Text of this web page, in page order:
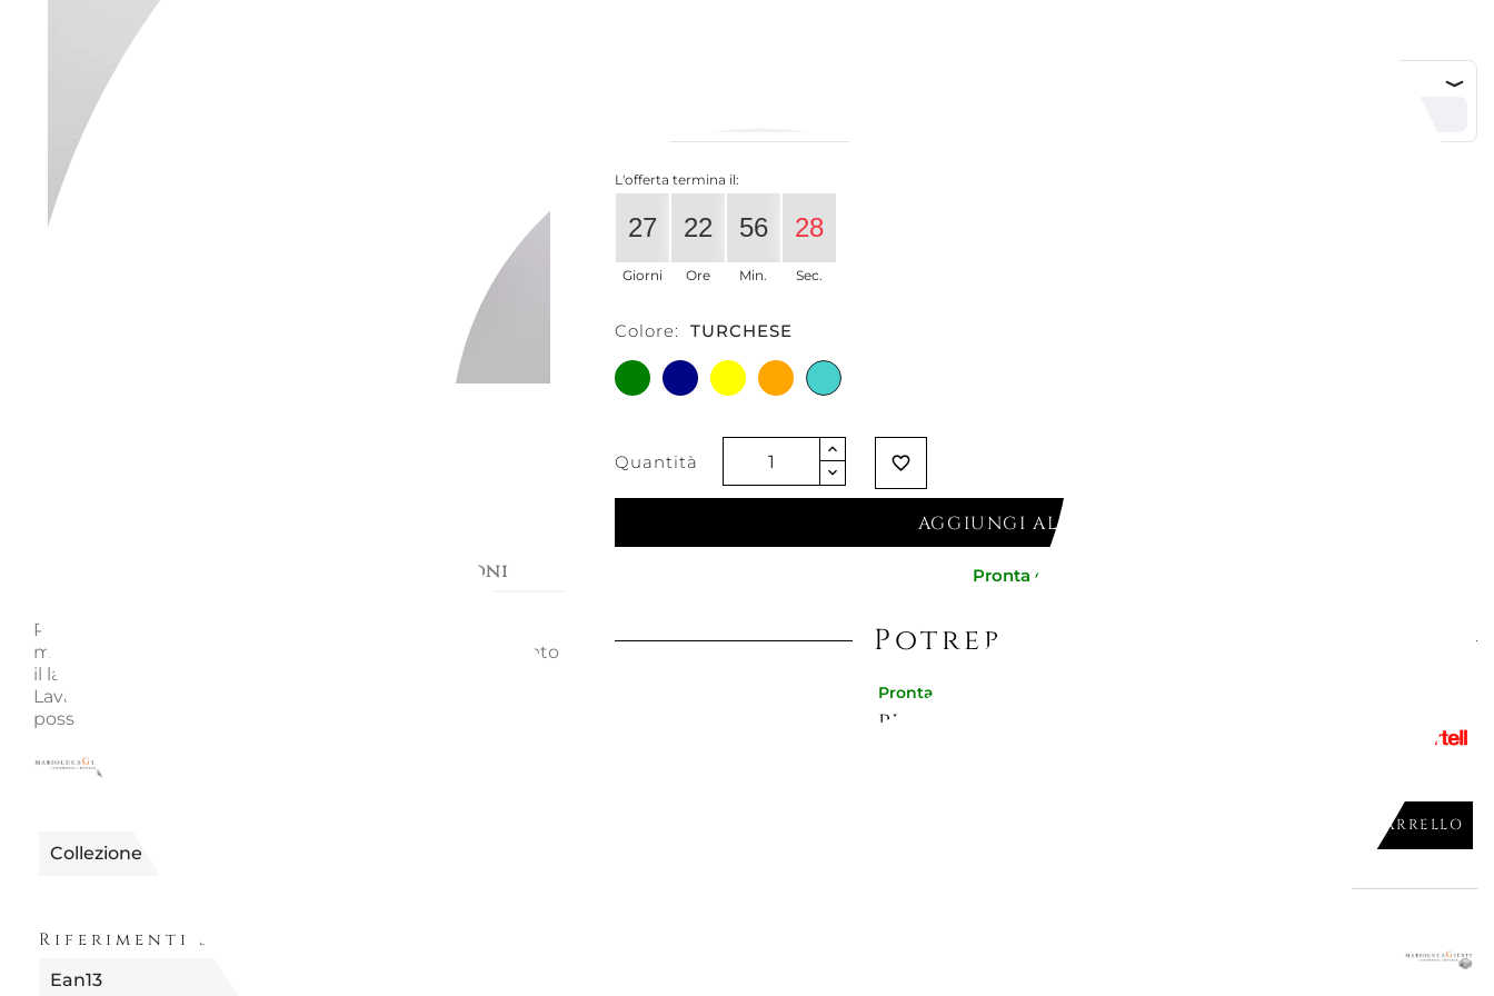
Richiedi informazioni
Piatto fondo Saint Tropez Mario Luca Giusti Materiale:
melamina Dimensioni: Ø 19 cm Peso: 339 gr Raccomandato
il lavaggio a mano per aumentare la vita del prodotto.
Lavabile anche in lavastoviglie nonostante quest'ultima
possa sbiadire i colori delle stoviglie. Non per il microonde.
Collezione
Riferimenti Specifici
Ean13
L'offerta termina il:
27
Giorni
22
Ore
56
Min.
27
Sec.
Colore: TURCHESE
VERDEBLU GIALLOARANCIONETURCHESE
Quantità favorite_border
AGGIUNGI AL CARRELLO
Pronta consegna
Potrebbe piacerti
Pronta consegna
PIATTO FONDO 26 CM, "I.D. ISH", AUTUMN,
AGGIUNGI AL CARRELLO